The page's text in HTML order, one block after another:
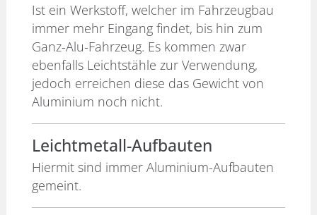
Ist ein Werkstoff, welcher im Fahrzeugbau
immer mehr Eingang findet, bis hin zum
Ganz-Alu-Fahrzeug. Es kommen zwar
ebenfalls Leichtstähle zur Verwendung,
jedoch erreichen diese das Gewicht von
Aluminium noch nicht.
Leichtmetall-Aufbauten
Hiermit sind immer Aluminium-Aufbauten
gemeint.